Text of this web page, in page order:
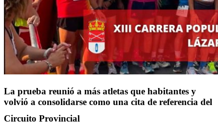
La prueba reunió a más atletas que habitantes y
volvió a consolidarse como una cita de referencia del
Circuito Provincial